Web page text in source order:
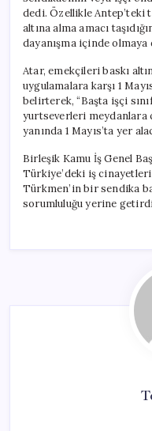
dedi. Özellikle
altına alma amacı
dayanışma içinde
Atar, emekçileri baskı
uygulamalara karşı 1
belirterek, “Başta işçi
yurtseverleri meydanlara
yanında 1 Mayıs’ta yer
Birleşik Kamu İş Genel
Türkiye’deki iş
Türkmen’in bir sendika
sorumluluğu yerine